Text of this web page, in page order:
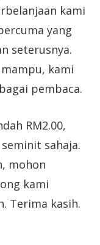
kami
yang
seterusnya.
kami
pembaca.
RM2.00,
sahaja.
mohon
kami
Terima kasih.